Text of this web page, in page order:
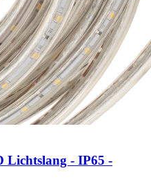
Lichtslang - IP65 -